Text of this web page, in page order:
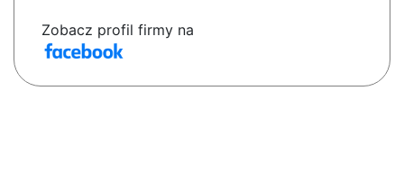
Zobacz profil firmy na